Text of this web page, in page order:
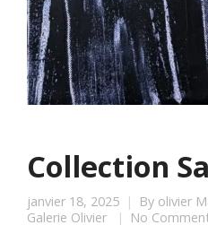
Collection
janvier 18, 2025 By olivier
Galerie Olivier
No